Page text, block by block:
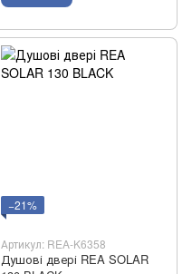
−21%
Артикул: REA-K6358
Душові двері REA SOLAR